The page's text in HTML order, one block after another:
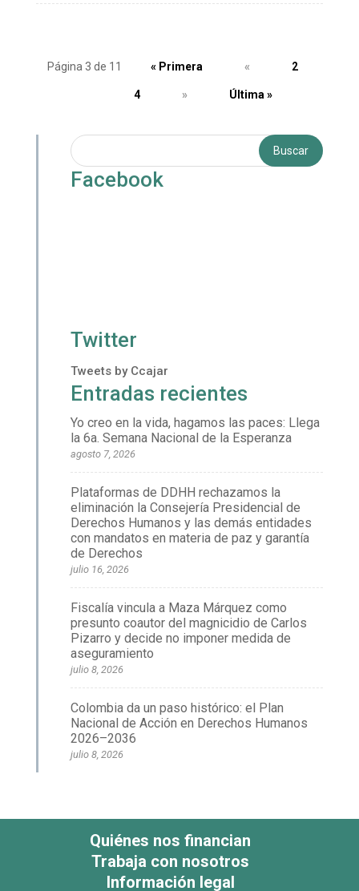
Página 3 de 11 « Primera « 2
4 » Última »
Facebook
Twitter
Tweets by Ccajar
Entradas recientes
Yo creo en la vida, hagamos las paces: Llega
la 6a. Semana Nacional de la Esperanza
agosto 7, 2026
Plataformas de DDHH rechazamos la
eliminación la Consejería Presidencial de
Derechos Humanos y las demás entidades
con mandatos en materia de paz y garantía
de Derechos
julio 16, 2026
Fiscalía vincula a Maza Márquez como
presunto coautor del magnicidio de Carlos
Pizarro y decide no imponer medida de
aseguramiento
julio 8, 2026
Colombia da un paso histórico: el Plan
Nacional de Acción en Derechos Humanos
2026–2036
julio 8, 2026
Quiénes nos financian
Trabaja con nosotros
Información legal